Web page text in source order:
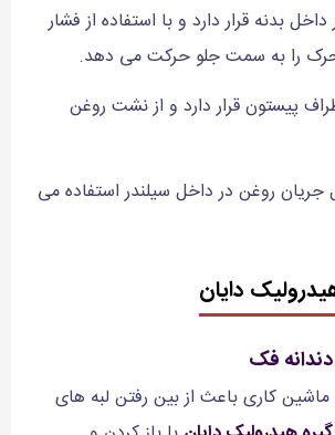
بدنه قرار دارد و با استفاده از فشار
را به سمت جلو حرکت می دهد.
پیستون قرار دارد و از نشت روغن
جریان روغن در داخل سیلندر استفاده می
دایان
فک
ماشین کاری باعث از بین رفتن لبه های